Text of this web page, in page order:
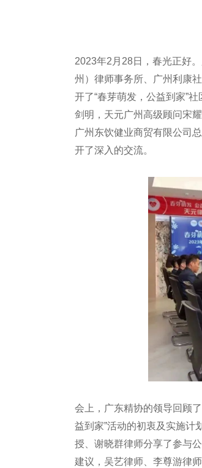
2023年2月28日，春光正好
州）律师事务所、广州利康
开了“春芽萌发，公益到家”
剑明，天元广州高级顾问宋
广州东饮健业商贸有限公司
开了深入的交流。
会上，广东精协的领导回顾
益到家”活动的初衷及实施计
授、谢晓群律师分享了参与
建议，吴艺律师、李尊游律